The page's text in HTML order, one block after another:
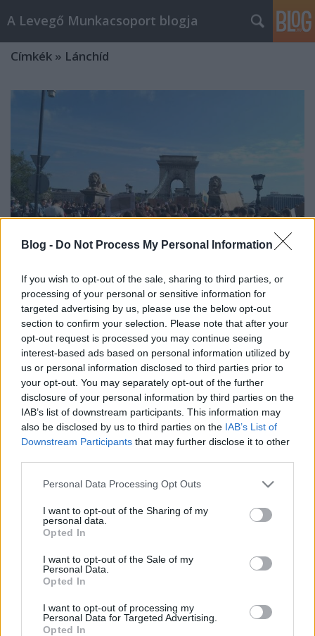
Blog - Do Not Process My Personal Information
If you wish to opt-out of the sale, sharing to third parties, or
processing of your personal or sensitive information for
targeted advertising by us, please use the below opt-out
section to confirm your selection. Please note that after your
opt-out request is processed you may continue seeing
interest-based ads based on personal information utilized by
us or personal information disclosed to third parties prior to
your opt-out. You may separately opt-out of the further
disclosure of your personal information by third parties on the
IAB’s list of downstream participants. This information may
also be disclosed by us to third parties on the IAB’s List of
Downstream Participants that may further disclose it to other
Please note that this website/app uses one or more Google
not limited to your visit or usage behaviour. You may click to
grant or deny consent to Google and its third-party tags to
use your data for below specified purposes in below Google
consent section.
Personal Data Processing Opt Outs
I want to opt-out of the Sharing of my
personal data.
Opted In
I want to opt-out of the Sale of my
Personal Data.
Opted In
I want to opt-out of processing my
Personal Data for Targeted Advertising.
Opted In
A Levegő Munkacsoport blogja
Címkék » Lánchíd
A Lánchíd forgalomcsillapításának
egyes közlekedési hatásai
Levegő Munkacsoport• 2023. június 07.
Az elmúlt időszakban több érv is elhangozott az
autóforgalom Lánchídról kitiltása ellen (például itt).
Az Ezen érvek lényege, hogy az autósok jelentős
kerülőutat kénytelenek majd megtenni, így
összességében növekszik a megtett kilométerek
száma, több lesz a torlódás, és tovább romlik a
levegő…